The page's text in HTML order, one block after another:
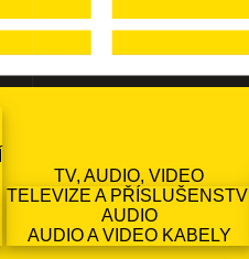
TV, AUDIO, VIDEO
TELEVIZE A PŘÍSLUŠENSTVÍ
AUDIO
AUDIO A VIDEO KABELY